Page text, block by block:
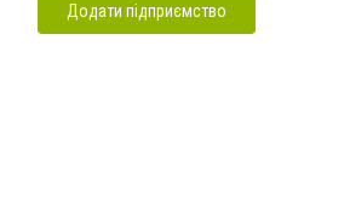
Додати підприємство